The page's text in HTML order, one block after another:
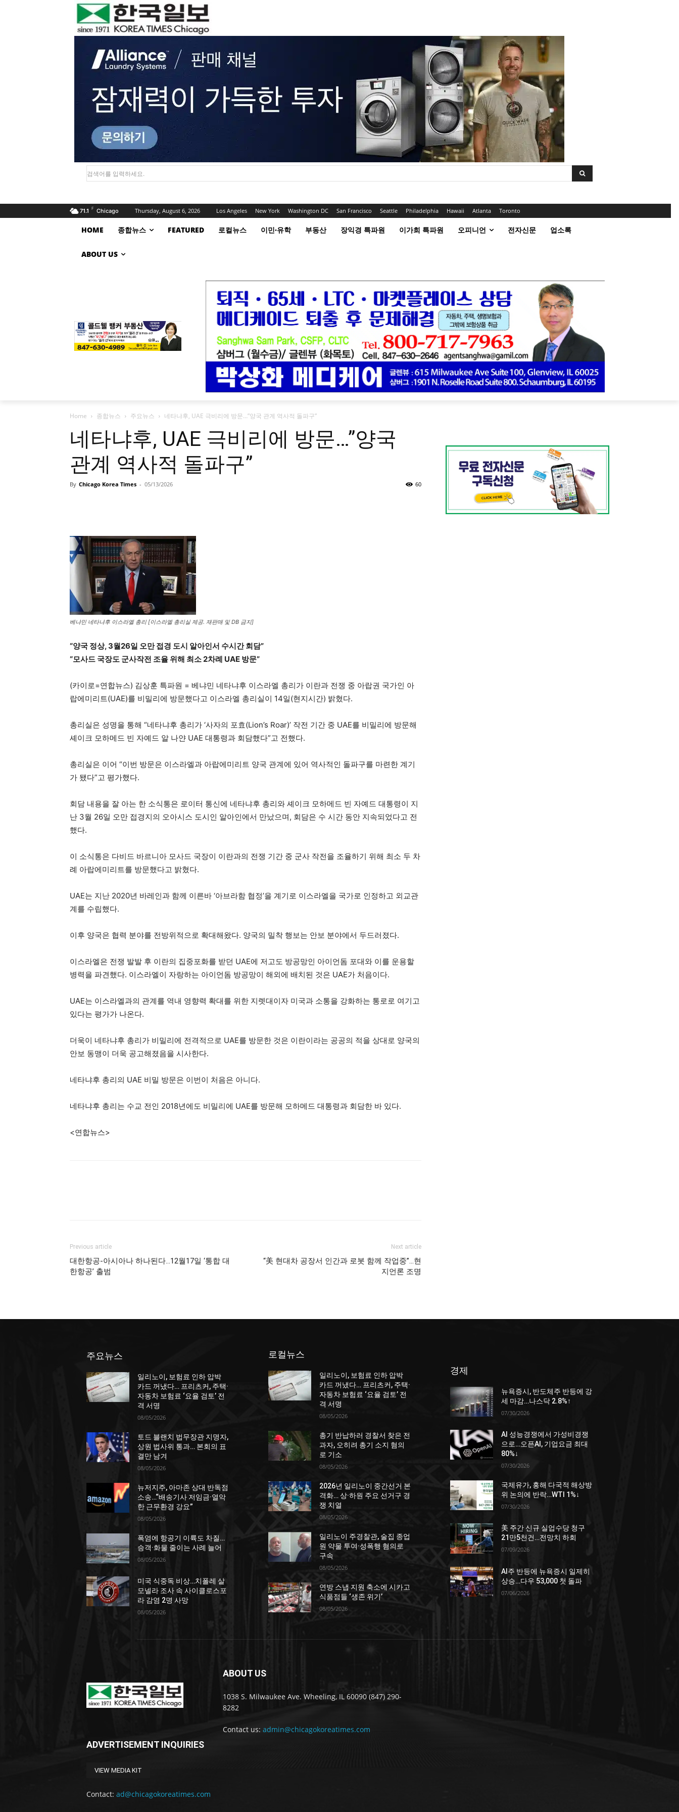
검색어를 입력하세요.
71.1 F Chicago Thursday, August 6, 2026 Los Angeles New York Washington DC San Francisco Seattle Philadelphia Hawaii Atlanta Toronto
HOME 종합뉴스 FEATURED 로컬뉴스 이민·유학 부동산 장익경 특파원 이가희 특파원 오피니언 전자신문 업소록
ABOUT US
Home 종합뉴스 주요뉴스 네타냐후, UAE 극비리에 방문…”양국 관계 역사적 돌파구”
네타냐후, UAE 극비리에 방문…”양국
관계 역사적 돌파구”
By Chicago Korea Times - 05/13/2026 60
베냐민 네타냐후 이스라엘 총리 [이스라엘 총리실 제공. 재판매 및 DB 금지]
“양국 정상, 3월26일 오만 접경 도시 알아인서 수시간 회담”
“모사드 국장도 군사작전 조율 위해 최소 2차례 UAE 방문”
(카이로=연합뉴스) 김상훈 특파원 = 베냐민 네타냐후 이스라엘 총리가 이란과 전쟁 중 아랍권 국가인 아
랍에미리트(UAE)를 비밀리에 방문했다고 이스라엘 총리실이 14일(현지시간) 밝혔다.
총리실은 성명을 통해 “네타냐후 총리가 ‘사자의 포효(Lion’s Roar)’ 작전 기간 중 UAE를 비밀리에 방문해
셰이크 모하메드 빈 자예드 알 나얀 UAE 대통령과 회담했다”고 전했다.
총리실은 이어 “이번 방문은 이스라엘과 아랍에미리트 양국 관계에 있어 역사적인 돌파구를 마련한 계기
가 됐다”고 평가했다.
회담 내용을 잘 아는 한 소식통은 로이터 통신에 네타냐후 총리와 셰이크 모하메드 빈 자예드 대통령이 지
난 3월 26일 오만 접경지의 오아시스 도시인 알아인에서 만났으며, 회담은 수 시간 동안 지속되었다고 전
했다.
이 소식통은 다비드 바르니아 모사드 국장이 이란과의 전쟁 기간 중 군사 작전을 조율하기 위해 최소 두 차
례 아랍에미리트를 방문했다고 밝혔다.
UAE는 지난 2020년 바레인과 함께 이른바 ‘아브라함 협정’을 계기로 이스라엘을 국가로 인정하고 외교관
계를 수립했다.
이후 양국은 협력 분야를 전방위적으로 확대해왔다. 양국의 밀착 행보는 안보 분야에서 두드러졌다.
이스라엘은 전쟁 발발 후 이란의 집중포화를 받던 UAE에 저고도 방공망인 아이언돔 포대와 이를 운용할
병력을 파견했다. 이스라엘이 자랑하는 아이언돔 방공망이 해외에 배치된 것은 UAE가 처음이다.
UAE는 이스라엘과의 관계를 역내 영향력 확대를 위한 지렛대이자 미국과 소통을 강화하는 통로로 여기고
있다는 평가가 나온다.
더욱이 네타냐후 총리가 비밀리에 전격적으로 UAE를 방문한 것은 이란이라는 공공의 적을 상대로 양국의
안보 동맹이 더욱 공고해졌음을 시사한다.
네타냐후 총리의 UAE 비밀 방문은 이번이 처음은 아니다.
네타냐후 총리는 수교 전인 2018년에도 비밀리에 UAE를 방문해 모하메드 대통령과 회담한 바 있다.
<연합뉴스>
Previous article
대한항공-아시아나 하나된다…12월17일 ‘통합 대
한항공’ 출범
Next article
“美 현대차 공장서 인간과 로봇 함께 작업중”…현
지언론 조명
주요뉴스
일리노이, 보험료 인하 압박
카드 꺼냈다… 프리츠커, 주택·
자동차 보험료 ‘요율 검토’ 전
격 서명
08/05/2026
토드 블랜치 법무장관 지명자,
상원 법사위 통과… 본회의 표
결만 남겨
08/05/2026
뉴저지주, 아마존 상대 반독점
소송…“배송기사 저임금·열악
한 근무환경 강요”
08/05/2026
폭염에 항공기 이륙도 차질…
승객·화물 줄이는 사례 늘어
08/05/2026
미국 식중독 비상…치폴레 살
모넬라 조사 속 사이클로스포
라 감염 2명 사망
08/05/2026
로컬뉴스
일리노이, 보험료 인하 압박
카드 꺼냈다… 프리츠커, 주택·
자동차 보험료 ‘요율 검토’ 전
격 서명
08/05/2026
총기 반납하러 경찰서 찾은 전
과자, 오히려 총기 소지 혐의
로 기소
08/05/2026
2026년 일리노이 중간선거 본
격화… 상·하원 주요 선거구 경
쟁 치열
08/05/2026
일리노이 주경찰관, 술집 종업
원 약물 투여·성폭행 혐의로
구속
08/05/2026
연방 스냅 지원 축소에 시카고
식품점들 ‘생존 위기’
08/05/2026
경제
뉴욕증시, 반도체주 반등에 강
세 마감…나스닥 2.8%↑
07/30/2026
AI 성능경쟁에서 가성비경쟁
으로…오픈AI, 기업요금 최대
80%↓
07/30/2026
국제유가, 홍해 다국적 해상방
위 논의에 반락…WTI 1%↓
07/30/2026
美 주간 신규 실업수당 청구
21만5천건…전망치 하회
07/09/2026
AI주 반등에 뉴욕증시 일제히
상승…다우 53,000 첫 돌파
07/06/2026
ABOUT US
1038 S. Milwaukee Ave. Wheeling, IL 60090 (847) 290-
8282
Contact us: admin@chicagokoreatimes.com
ADVERTISEMENT INQUIRIES
VIEW MEDIA KIT
Contact: ad@chicagokoreatimes.com